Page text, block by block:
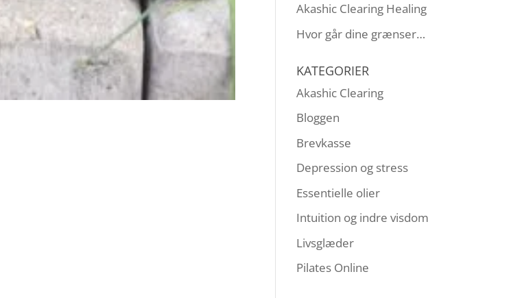
Akashic Clearing Healing
Hvor går dine grænser…
KATEGORIER
Akashic Clearing
Bloggen
Brevkasse
Depression og stress
Essentielle olier
Intuition og indre visdom
Livsglæder
Pilates Online